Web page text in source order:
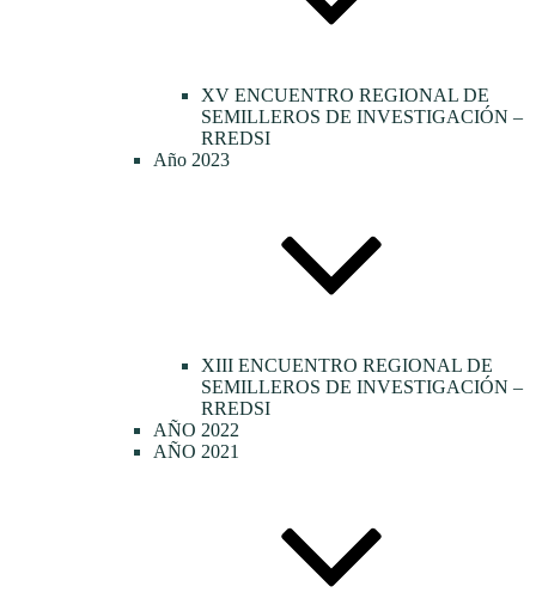
XV ENCUENTRO REGIONAL DE
SEMILLEROS DE INVESTIGACIÓN –
RREDSI
Año 2023
XIII ENCUENTRO REGIONAL DE
SEMILLEROS DE INVESTIGACIÓN –
RREDSI
AÑO 2022
AÑO 2021